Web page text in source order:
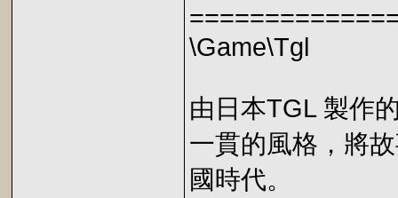
\Game\Tgl
由日本TGL 製作
一貫的風格，將
國時代。